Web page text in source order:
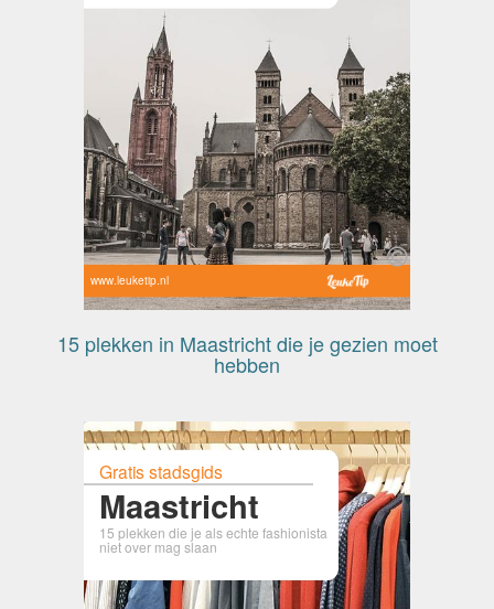
www.leuketip.nl
15 plekken in Maastricht die je gezien moet
hebben
Gratis stadsgids
Maastricht
15 plekken die je als echte fashionista
niet over mag slaan